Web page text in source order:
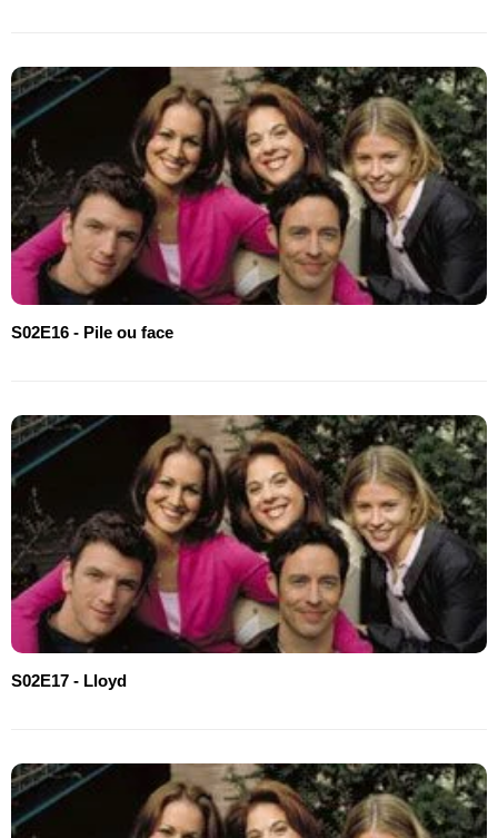
S02E16 - Pile ou face
S02E17 - Lloyd